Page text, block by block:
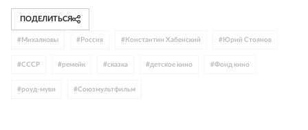
ПОДЕЛИТЬСЯ
# Михалковы # Россия # Константин Хабенский # Юрий Стоянов
#СССР #ремейк #сказка # детское кино #Фонд кино
#роуд-муви #Союзмультфильм